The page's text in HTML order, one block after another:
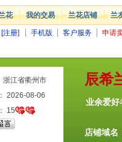
花 我的交易 兰花店铺 兰
[注册] 手机版 客户服务 申请
辰希
业余爱好
店铺域
浙江省衢州市
2026-08-06
15